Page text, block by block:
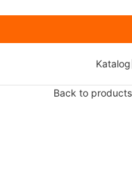
Katalog
Back to products